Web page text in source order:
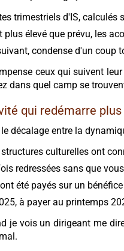
trimestriels d'IS, calculés
plus élevé que prévu, les
condense d'un coup
ceux qui suivent
dans quel camp se
qui redémarre
décalage entre la
culturelles ont
redressées sans que
été payés sur un
à payer au printemps
je vois un dirigeant me